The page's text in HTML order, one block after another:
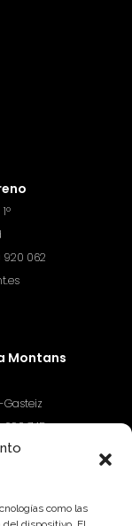
como las
920 062
Montans
Gasteiz
690 745